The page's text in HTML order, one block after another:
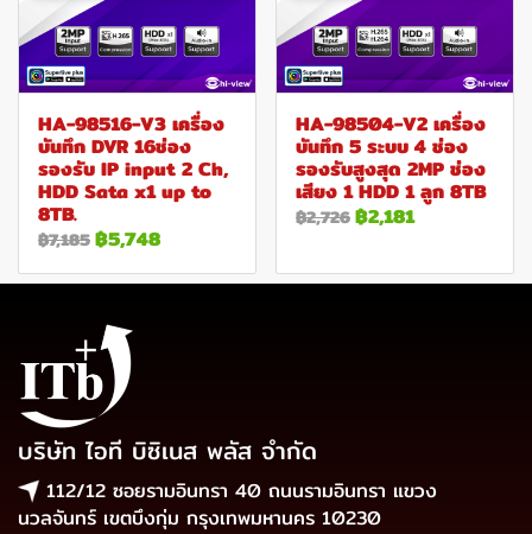
HA-98516-V3 เครื่อง
บันทึก DVR 16ช่อง
รองรับ IP input 2 Ch,
HDD Sata x1 up to
8TB.
฿7,185฿5,748
HA-98504-V2 เครื่อง
บันทึก 5 ระบบ 4 ช่อง
รองรับสูงสุด 2MP ช่อง
เสียง 1 HDD 1 ลูก 8TB
฿2,726฿2,181
บริษัท ไอที บิซิเนส พลัส จำกัด
112/12 ซอยรามอินทรา 40 ถนนรามอินทรา แขวง
นวลจันทร์ เขตบึงกุ่ม กรุงเทพมหานคร 10230